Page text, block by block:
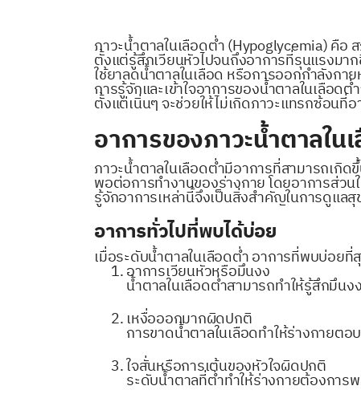
ภาวะน้ำตาลในเลือดต่ำ (Hypoglycemia) คือ
ตั้งแต่รู้สึกเวียนหัวไปจนถึงอาการที่รุนแรงมา
ใช้ยาลดน้ำตาลในเลือด หรือการออกกำลังก
การรู้จักและเข้าใจอาการของน้ำตาลในเลือ
ตั้งแต่เนิ่นๆ จะช่วยให้ไม่เกิดภาวะแทรกซ้อนที่
อาการของภาวะน้ำตาลใน
ภาวะน้ำตาลในเลือดต่ำมีอาการที่สามารถเกิด
พอต่อการทำงานของร่างกาย โดยอาการส่ว
รู้จักอาการเหล่านี้จึงเป็นสิ่งสำคัญในการดูแล
อาการทั่วไปที่พบได้บ่อย
เมื่อระดับน้ำตาลในเลือดต่ำ อาการที่พบบ่อย
อาการเวียนหัวหรือมึนงง
น้ำตาลในเลือดต่ำสามารถทำให้รู้สึกมึน
เหงื่อออกมากผิดปกติ
การขาดน้ำตาลในเลือดทำให้ร่างกายต
ใจสั่นหรือการเต้นของหัวใจผิดปกติ
ระดับน้ำตาลที่ต่ำทำให้ร่างกายต้องการ